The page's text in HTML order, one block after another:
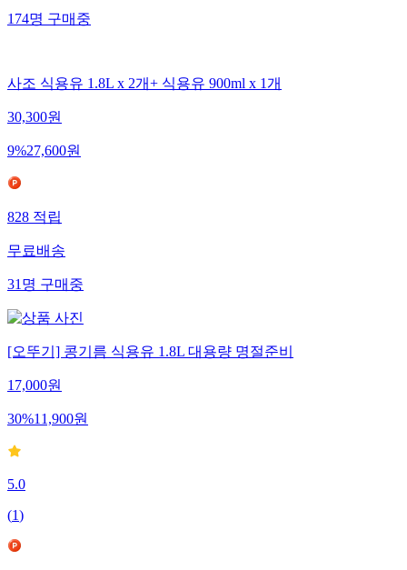
174명구매중
사조 식용유 1.8L x 2개+ 식용유 900ml x 1개
30,300원
9%27,600원
828적립
무료배송
31명구매중
[오뚜기] 콩기름 식용유 1.8L 대용량 명절준비
17,000원
30%11,900원
5.0
(1)